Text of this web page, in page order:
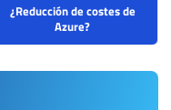
¿Reducción de costes de
Azure?